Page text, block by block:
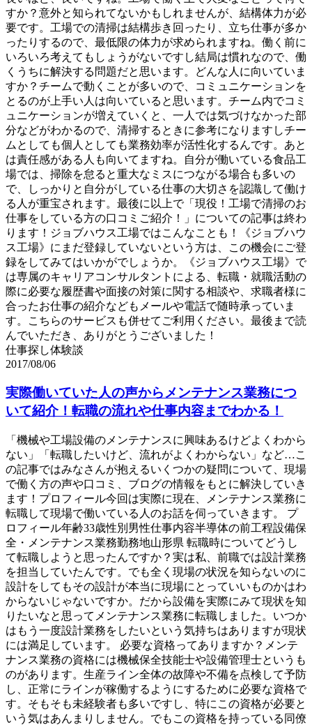
すか？意外と知られてないかもしれませんが、結構体力が必
要です。工場での清掃は結構歩き回ったり、立ち仕事が多か
ったりするので、最低限の体力が求められますね。働く前に
いろいろ考えてもしょうがないですし結局は慣れなので、働
くうちに解決する問題だと思います。どんな人に向いていま
すか？チームで動くことが多いので、コミュニケーションを
とるのが上手い人は向いていると思います。チーム内でコミ
ュニケーションが増えていくと、一人では気づけなかった部
分などがわかるので、清掃するときに参考になりますしチー
ムとしても個人としても業務効率が活性化するんです。あと
は責任感がある人も向いてますね。自分が働いている食品工
場では、掃除を怠ると重大なミスにつながる場合も多いの
で、しっかりと自分がしている仕事の大切さを認識して働け
る人が重宝されます。最後に以上で「現役！工場で清掃のお
仕事をしている方の口コミご紹介！」についての記事は終わ
ります！ジョブハウス工場ではこんなことも！《ジョブハウ
ス工場》にまだ登録していないという方は、この機会にご登
録をしてみてはいかがでしょうか。《ジョブハウス工場》で
は専属のキャリアコンサルタントによる、転職・就職活動の
際に必要な履歴書や面接の対策に関する相談や、求職者様に
合ったお仕事の紹介などもメールや電話で随時承っていま
す。こちらのサービスも併せてご利用ください。最後まで読
んでいただき、ありがとうございました！
仕事探し体験談
2017/08/06
実際働いていた人の声からメンテナンス業務につ
いて紹介！転職の流れや仕事内容までわかる！
「機械や工場設備のメンテナンスに興味あるけどよくわから
ない」「転職したいけど、流れがよくわからない」など…こ
の記事ではみなさんが抱えるいくつかの疑問について、現場
で働く方の声や口コミ、ブログの情報をもとに解決していき
ます！プロフィール今回は実際に現在、メンテナンス業務に
転職して現場で働いている人のお話を伺っていきます。 プ
ロフィール年齢33歳性別男性仕事内容半導体の前工程設備保
全・メンテナンス業務勤務地山形県 転職時についてどうし
て転職しようと思ったんですか？実は私、前職では設計業務
を担当していたんです。でも全く現場の状況を知らないのに
設計をしてもその設計が本当に現場にとっていいものかはわ
からないじゃないですか。だから設備を実際にみて現状を知
りたいなと思ってメンテナンス業務に転職しました。いつか
はもう一度設計業務をしたいという気持ちはありますが現状
には満足しています。 必要な資格ってありますか？メンテ
ナンス業務の資格には機械保全技能士や設備管理士というも
のがあります。生産ライン全体の故障や不備を点検して予防
し、正常にラインが稼働するようにするために必要な資格で
す。そもそも未経験者も多いですし、特にこの資格が必要と
いう気はあんまりしません。でもこの資格を持っている同僚